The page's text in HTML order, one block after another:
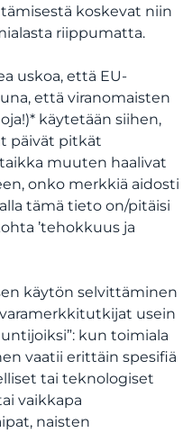
koskevat niin
riippumatta.
uskoa, että EU-
että viranomaisten
käytetään siihen,
päivät pitkät
muuten haalivat
onko merkkiä aidosti
tämä tieto on/pitäisi
’tehokkuus ja
käytön selvittäminen
usein
kun toimiala
vaatii erittäin spesifiä
tai teknologiset
vaikkapa
naisten